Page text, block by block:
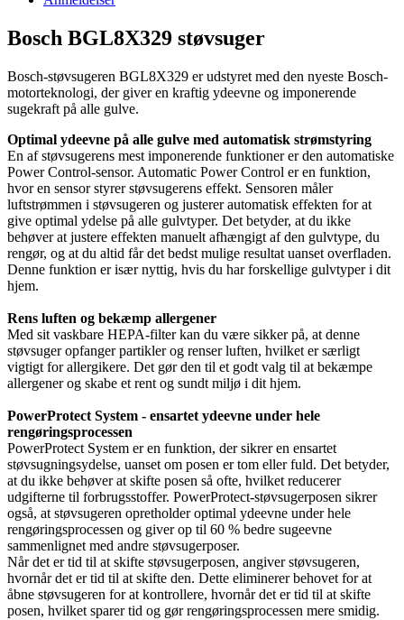
Bosch BGL8X329 støvsuger
Bosch-støvsugeren BGL8X329 er udstyret med den nyeste Bosch-
motorteknologi, der giver en kraftig ydeevne og imponerende
sugekraft på alle gulve.
Optimal ydeevne på alle gulve med automatisk strømstyring
En af støvsugerens mest imponerende funktioner er den automatiske
Power Control-sensor. Automatic Power Control er en funktion,
hvor en sensor styrer støvsugerens effekt. Sensoren måler
luftstrømmen i støvsugeren og justerer automatisk effekten for at
give optimal ydelse på alle gulvtyper. Det betyder, at du ikke
behøver at justere effekten manuelt afhængigt af den gulvtype, du
rengør, og at du altid får det bedst mulige resultat uanset overfladen.
Denne funktion er især nyttig, hvis du har forskellige gulvtyper i dit
hjem.
Rens luften og bekæmp allergener
Med sit vaskbare HEPA-filter kan du være sikker på, at denne
støvsuger opfanger partikler og renser luften, hvilket er særligt
vigtigt for allergikere. Det gør den til et godt valg til at bekæmpe
allergener og skabe et rent og sundt miljø i dit hjem.
PowerProtect System - ensartet ydeevne under hele
rengøringsprocessen
PowerProtect System er en funktion, der sikrer en ensartet
støvsugningsydelse, uanset om posen er tom eller fuld. Det betyder,
at du ikke behøver at skifte posen så ofte, hvilket reducerer
udgifterne til forbrugsstoffer. PowerProtect-støvsugerposen sikrer
også, at støvsugeren opretholder optimal ydeevne under hele
rengøringsprocessen og giver op til 60 % bedre sugeevne
sammenlignet med andre støvsugerposer.
Når det er tid til at skifte støvsugerposen, angiver støvsugeren,
hvornår det er tid til at skifte den. Dette eliminerer behovet for at
åbne støvsugeren for at kontrollere, hvornår det er tid til at skifte
posen, hvilket sparer tid og gør rengøringsprocessen mere smidig.